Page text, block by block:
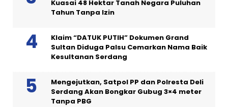
Kuasai 48 Hektar Tanah Negara Puluhan
Tahun Tanpa Izin
Klaim “DATUK PUTIH” Dokumen Grand
Sultan Diduga Palsu Cemarkan Nama Baik
Kesultanan Serdang
Mengejutkan, Satpol PP dan Polresta Deli
Serdang Akan Bongkar Gubug 3×4 meter
Tanpa PBG